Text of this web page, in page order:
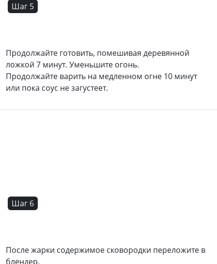
Шаг 5
Продолжайте готовить, помешивая деревянной
ложкой 7 минут. Уменьшите огонь.
Продолжайте варить на медленном огне 10 минут
или пока соус не загустеет.
Шаг 6
После жарки содержимое сковородки переложите в
блендер.